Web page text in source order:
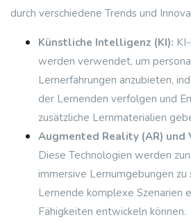
durch verschiedene Trends und
Künstliche Intelligenz (KI):
werden verwendet, um
Lernerfahrungen anzubieten,
der Lernenden verfolgen und
zusätzliche Lernmaterialien
Augmented Reality (AR) und
Diese Technologien werden
immersive Lernumgebungen zu
Lernende komplexe Szenarien
Fähigkeiten entwickeln können.